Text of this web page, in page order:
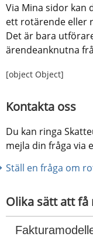
Via Mina sidor kan
ett rotärende eller
Det är bara
ärendeanknutna
[object Object]
Kontakta oss
Du kan ringa
mejla din fråga via
Ställ en fråga om
Olika sätt att